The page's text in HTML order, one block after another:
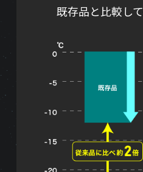
既存品と比較して